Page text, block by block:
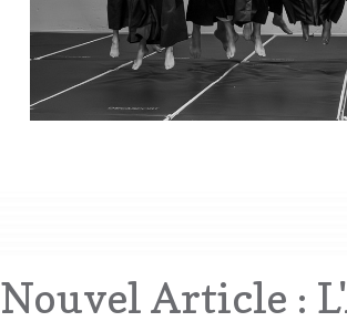
Nouvel Article :